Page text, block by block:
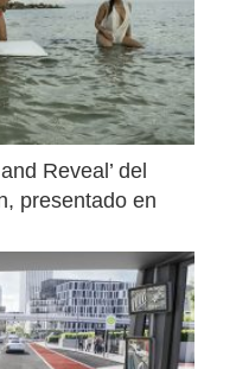
Reveal’ del
presentado en